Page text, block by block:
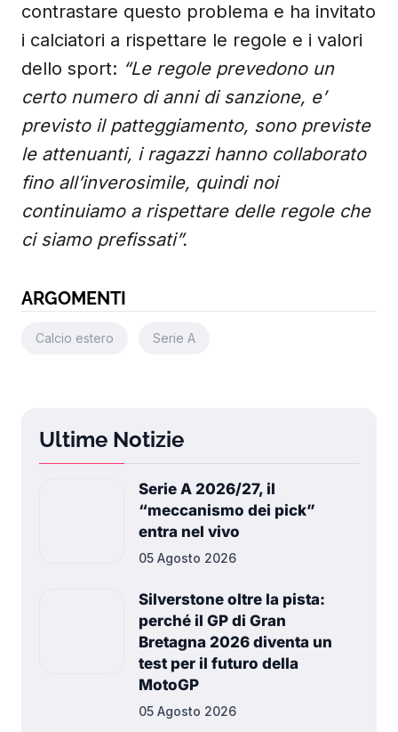
contrastare questo problema e ha invitato
i calciatori a rispettare le regole e i valori
dello sport: “Le regole prevedono un
certo numero di anni di sanzione, e’
previsto il patteggiamento, sono previste
le attenuanti, i ragazzi hanno collaborato
fino all’inverosimile, quindi noi
continuiamo a rispettare delle regole che
ci siamo prefissati”.
ARGOMENTI
Calcio estero Serie A
Ultime Notizie
Serie A 2026/27, il
“meccanismo dei pick”
entra nel vivo
05 Agosto 2026
Silverstone oltre la pista:
perché il GP di Gran
Bretagna 2026 diventa un
test per il futuro della
MotoGP
05 Agosto 2026